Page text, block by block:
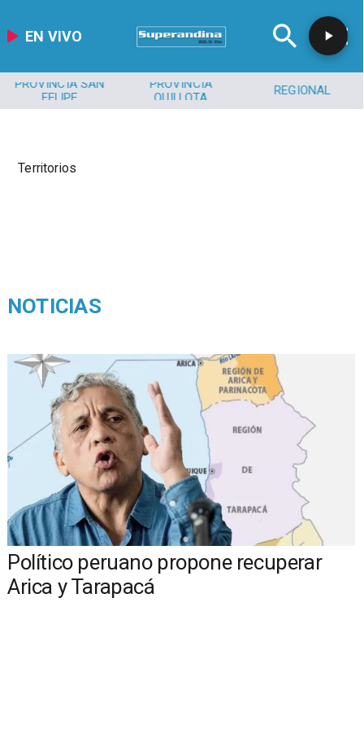
EN VIVO
PROVINCIA SAN
FELIPE
PROVINCIA
QUILLOTA
REGIONAL
Territorios
NOTICIAS
Político peruano propone recuperar
Arica y Tarapacá